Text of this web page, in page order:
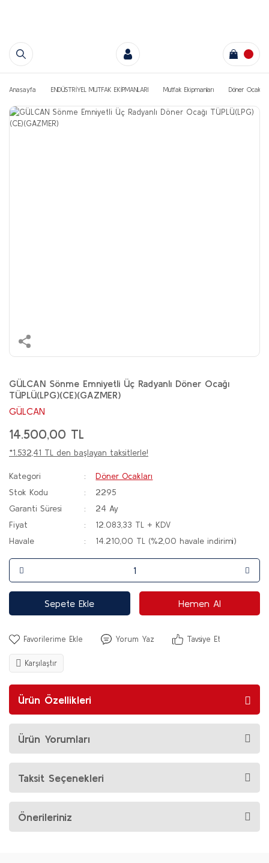
Anasayfa ENDÜSTRİYEL MUTFAK EKİPMANLARI Mutfak Ekipmanları Döner Ocakları
GÜLCAN Sönme Emniyetli Üç Radyanlı Döner Ocağı
TÜPLÜ(LPG)(CE)(GAZMER)
GÜLCAN
14.500,00 TL
*1.532,41 TL den başlayan taksitlerle!
Kategori
Döner Ocakları
Stok Kodu
2295
Garanti Süresi
24 Ay
Fiyat
12.083,33 TL + KDV
Havale
14.210,00 TL (%2,00 havale indirimi)
Sepete Ekle Hemen Al
Yorum Yaz Tavsiye Et
Karşılaştır
Ürün Özellikleri
Ürün Yorumları
Taksit Seçenekleri
Önerileriniz